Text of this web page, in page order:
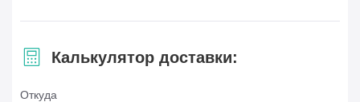
Калькулятор доставки:
Откуда